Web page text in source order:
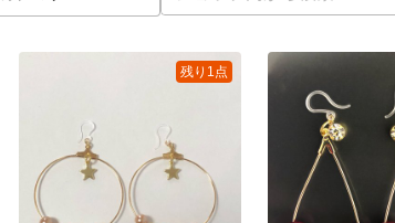
残り1点